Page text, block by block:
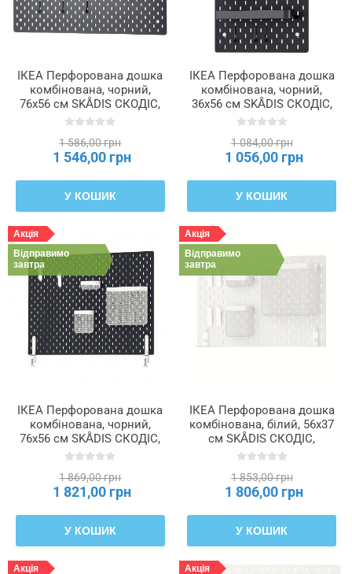
ІКЕА Перфорована дошка
комбінована, чорний,
76x56 см SKÅDIS СКОДІС,
195.465.19
1 586,00 грн
1 546,00 грн
У КОШИК
ІКЕА Перфорована дошка
комбінована, чорний,
36x56 см SKÅDIS СКОДІС,
695.901.33
1 084,00 грн
1 056,00 грн
У КОШИК
Акція
Відправимо
завтра
ІКЕА Перфорована дошка
комбінована, чорний,
76x56 см SKÅDIS СКОДІС,
295.159.80
1 869,00 грн
1 821,00 грн
У КОШИК
Акція
Відправимо
завтра
ІКЕА Перфорована дошка
комбінована, білий, 56x37
см SKÅDIS СКОДІС,
195.644.81
1 853,00 грн
1 806,00 грн
У КОШИК
Акція Акція